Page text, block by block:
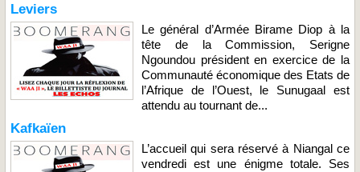
Leviers
Le général d’Armée Birame Diop à la
tête de la Commission, Serigne
Ngoundou président en exercice de la
Communauté économique des Etats de
l’Afrique de l’Ouest, le Sunugaal est
attendu au tournant de...
Kafkaïen
L’accueil qui sera réservé à Niangal ce
vendredi est une énigme totale. Ses